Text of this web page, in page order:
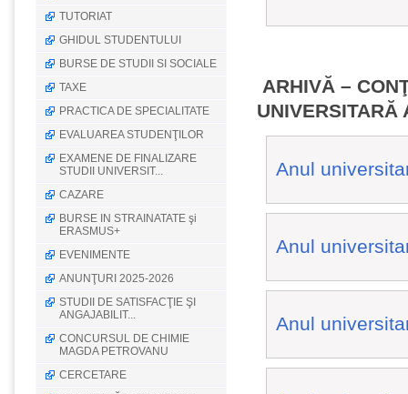
TUTORIAT
GHIDUL STUDENTULUI
BURSE DE STUDII SI SOCIALE
TAXE
PRACTICA DE SPECIALITATE
EVALUAREA STUDENŢILOR
EXAMENE DE FINALIZARE
STUDII UNIVERSIT...
CAZARE
BURSE IN STRAINATATE şi
ERASMUS+
EVENIMENTE
ANUNŢURI 2025-2026
STUDII DE SATISFACŢIE ŞI
ANGAJABILIT...
CONCURSUL DE CHIMIE
MAGDA PETROVANU
CERCETARE
ARHIVĂ –
UNIVERSITARĂ
Anul
Anul
Anul